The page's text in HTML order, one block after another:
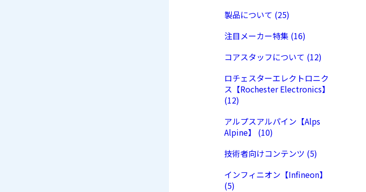
製品について (25)
注目メーカー特集 (16)
コアスタッフについて (12)
ロチェスターエレクトロニク
ス【Rochester Electronics】
(12)
アルプスアルパイン【Alps
Alpine】 (10)
技術者向けコンテンツ (5)
インフィニオン【Infineon】
(5)